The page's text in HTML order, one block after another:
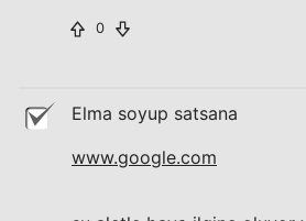
0
Elma soyup satsana
www.google.com